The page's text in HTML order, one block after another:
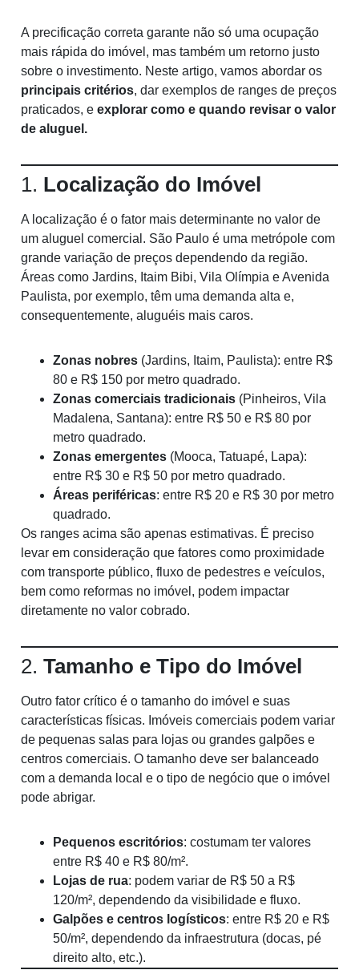
A precificação correta garante não só uma ocupação
mais rápida do imóvel, mas também um retorno justo
sobre o investimento. Neste artigo, vamos abordar os
principais critérios, dar exemplos de ranges de preços
praticados, e explorar como e quando revisar o valor
de aluguel.
1. Localização do Imóvel
A localização é o fator mais determinante no valor de
um aluguel comercial. São Paulo é uma metrópole com
grande variação de preços dependendo da região.
Áreas como Jardins, Itaim Bibi, Vila Olímpia e Avenida
Paulista, por exemplo, têm uma demanda alta e,
consequentemente, aluguéis mais caros.
Zonas nobres (Jardins, Itaim, Paulista): entre R$
80 e R$ 150 por metro quadrado.
Zonas comerciais tradicionais (Pinheiros, Vila
Madalena, Santana): entre R$ 50 e R$ 80 por
metro quadrado.
Zonas emergentes (Mooca, Tatuapé, Lapa):
entre R$ 30 e R$ 50 por metro quadrado.
Áreas periféricas: entre R$ 20 e R$ 30 por metro
quadrado.
Os ranges acima são apenas estimativas. É preciso
levar em consideração que fatores como proximidade
com transporte público, fluxo de pedestres e veículos,
bem como reformas no imóvel, podem impactar
diretamente no valor cobrado.
2. Tamanho e Tipo do Imóvel
Outro fator crítico é o tamanho do imóvel e suas
características físicas. Imóveis comerciais podem variar
de pequenas salas para lojas ou grandes galpões e
centros comerciais. O tamanho deve ser balanceado
com a demanda local e o tipo de negócio que o imóvel
pode abrigar.
Pequenos escritórios: costumam ter valores
entre R$ 40 e R$ 80/m².
Lojas de rua: podem variar de R$ 50 a R$
120/m², dependendo da visibilidade e fluxo.
Galpões e centros logísticos: entre R$ 20 e R$
50/m², dependendo da infraestrutura (docas, pé
direito alto, etc.).